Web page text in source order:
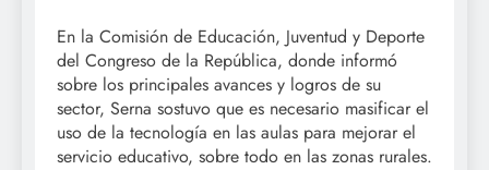
En la Comisión de Educación, Juventud y Deporte
del Congreso de la República, donde informó
sobre los principales avances y logros de su
sector, Serna sostuvo que es necesario masificar el
uso de la tecnología en las aulas para mejorar el
servicio educativo, sobre todo en las zonas rurales.